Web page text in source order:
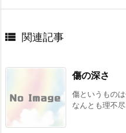
 関連記事
傷の深さ
傷というもの
なんとも理不